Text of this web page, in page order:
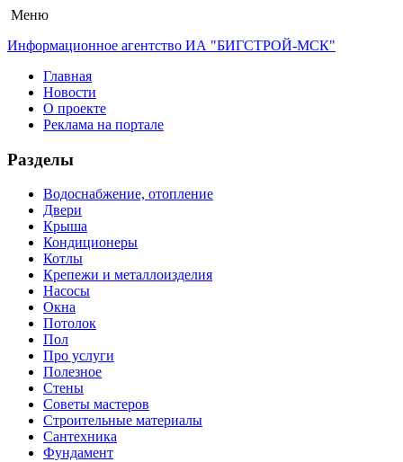
Меню
Информационное агентство ИА "БИГСТРОЙ-МСК"
Главная
Новости
О проекте
Реклама на портале
Разделы
Водоснабжение, отопление
Двери
Крыша
Кондиционеры
Котлы
Крепежи и металлоизделия
Насосы
Окна
Потолок
Пол
Про услуги
Полезное
Стены
Советы мастеров
Строительные материалы
Сантехника
Фундамент